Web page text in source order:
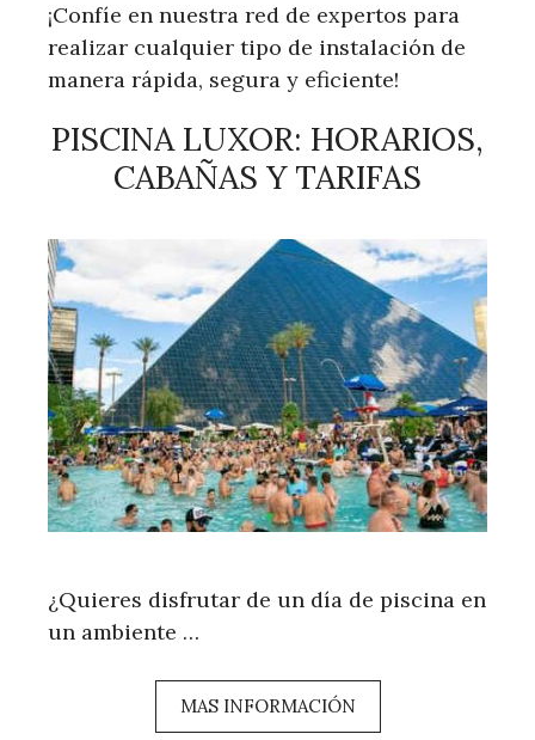
¡Confíe en nuestra red de expertos para
realizar cualquier tipo de instalación de
manera rápida, segura y eficiente!
PISCINA LUXOR: HORARIOS,
CABAÑAS Y TARIFAS
¿Quieres disfrutar de un día de piscina en
un ambiente …
MAS INFORMACIÓN